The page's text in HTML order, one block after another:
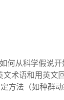
何从科学假说
术语和用英文
方法（如种群